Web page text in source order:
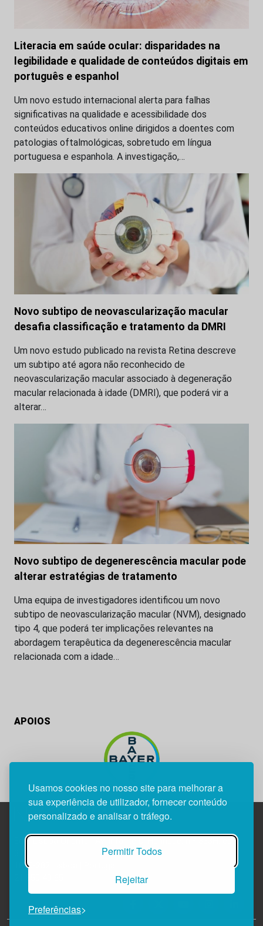
Usamos cookies no nosso site para melhorar a
sua experiência de utilizador, fornecer conteúdo
personalizado e analisar o tráfego.
Permitir Todos
Rejeitar
Preferências
Literacia em saúde ocular: disparidades na
legibilidade e qualidade de conteúdos digitais em
português e espanhol
Um novo estudo internacional alerta para falhas
significativas na qualidade e acessibilidade dos
conteúdos educativos online dirigidos a doentes com
patologias oftalmológicas, sobretudo em língua
portuguesa e espanhola. A investigação,…
Novo subtipo de neovascularização macular
desafia classificação e tratamento da DMRI
Um novo estudo publicado na revista Retina descreve
um subtipo até agora não reconhecido de
neovascularização macular associado à degeneração
macular relacionada à idade (DMRI), que poderá vir a
alterar…
Novo subtipo de degenerescência macular pode
alterar estratégias de tratamento
Uma equipa de investigadores identificou um novo
subtipo de neovascularização macular (NVM), designado
tipo 4, que poderá ter implicações relevantes na
abordagem terapêutica da degenerescência macular
relacionada com a idade…
APOIOS
Edif. Lisboa Oriente | Av. Infante D. Henrique, n.º 333H, esc.
1800-282 Lisboa | Portugal